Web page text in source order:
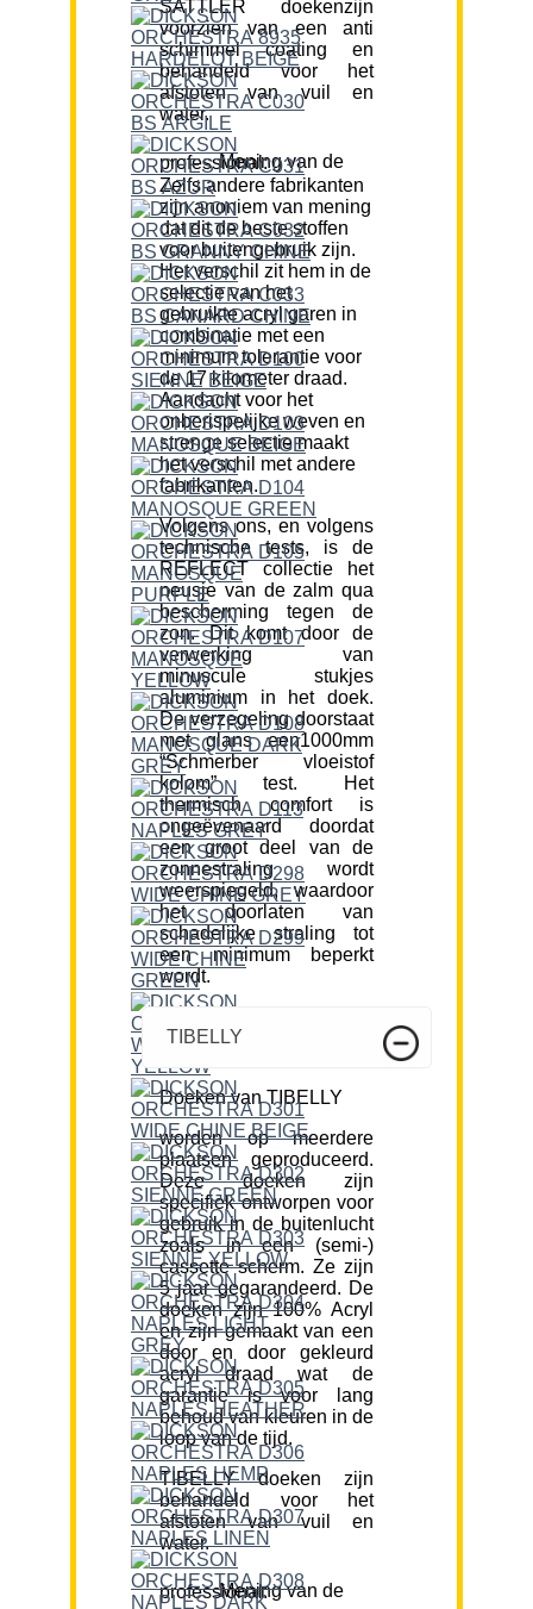
SATTLER doekenzijn
voorzien van een anti
schimmel coating en
behandeld voor het
afstoten van vuil en
water.
Mening van de professional:
Zelfs andere fabrikanten
zijn anoniem van mening
dat dit de beste stoffen
voor buitengebruik zijn.
Het verschil zit hem in de
selectie van het
gebruikte acryl garen in
combinatie met een
minimum tolerantie voor
de 17 kilometer draad.
Aandacht voor het
onberispelijke weven en
strenge selectie maakt
het verschil met andere
fabrikanten.
Volgens ons, en volgens
technische tests, is de
REFLECT collectie het
neusje van de zalm qua
bescherming tegen de
zon. Dit komt door de
verwerking van
minuscule stukjes
aluminium in het doek.
De verzegeling doorstaat
met glans een1000mm
“Schmerber vloeistof
kolom” test. Het
thermisch comfort is
ongeëvenaard doordat
een groot deel van de
zonnestraling wordt
weerspiegeld, waardoor
het doorlaten van
schadelijke straling tot
een minimum beperkt
wordt.
TIBELLY
Doeken van TIBELLY
worden op meerdere
plaatsen geproduceerd.
Deze doeken zijn
specifiek ontworpen voor
gebruik in de buitenlucht
zoals in een (semi-)
cassette scherm. Ze zijn
5 jaar gegarandeerd. De
doeken zijn 100% Acryl
en zijn gemaakt van een
door en door gekleurd
acryl draad wat de
garantie is voor lang
behoud van kleuren in de
loop van de tijd.
TIBELLY doeken zijn
behandeld voor het
afstoten van vuil en
water.
Mening van de professional: